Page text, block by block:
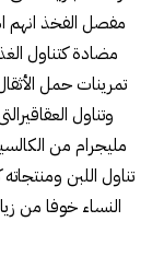
مفصل الفخذ انهم
تمرينات حمل
وتناول
مليجرام من
تناول اللبن
النساء خوفا من